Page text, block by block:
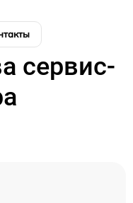
сервис-